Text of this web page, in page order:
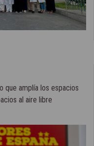
que amplía los espacios
al aire libre